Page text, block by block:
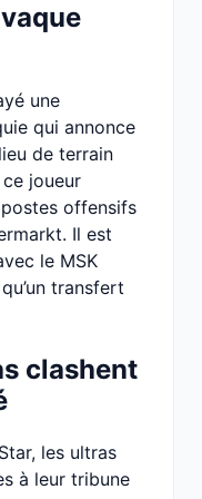
une
qui annonce
de terrain
joueur
offensifs
Il est
le MSK
transfert
clashent
les ultras
à leur tribune